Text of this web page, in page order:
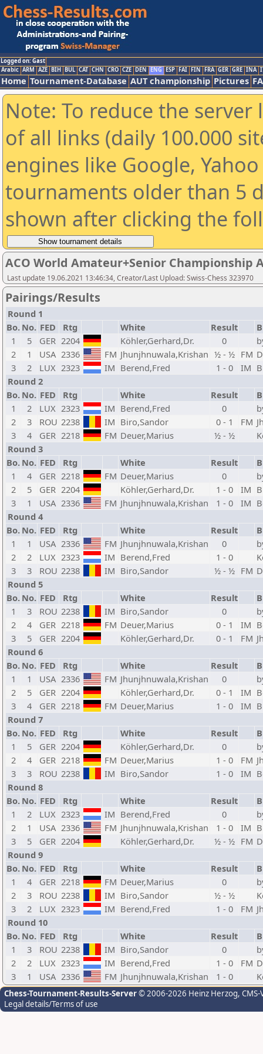
Logged on: Gast
Arabic ARM AZE BIH BUL CAT CHN CRO CZE DEN ENG ESP FAI FIN FRA GER GRE INA
Home Tournament-Database AUT championship Pictures
Note: To reduce the
of all links (daily 100.000
engines like Google,
tournaments older than 5
shown after clicking the
ACO World Amateur+Senior Championship
Last update 19.06.2021 13:46:34, Creator/Last Upload: Swiss-Chess 323970
Pairings/Results
Round 1
Bo. No. FED Rtg White Result
1
5 GER 2204 Köhler,Gerhard,Dr. 0
2
1 USA 2336 FM Jhunjhnuwala,Krishan ½ - ½ FM
3
2 LUX 2323 IM Berend,Fred 1 - 0 IM
Round 2
Bo. No. FED Rtg White Result
1
2 LUX 2323 IM Berend,Fred 0
2
3 ROU 2238 IM Biro,Sandor 0 - 1 FM
3
4 GER 2218 FM Deuer,Marius ½ - ½
Round 3
Bo. No. FED Rtg White Result
1
4 GER 2218 FM Deuer,Marius 0
2
5 GER 2204 Köhler,Gerhard,Dr. 1 - 0 IM
3
1 USA 2336 FM Jhunjhnuwala,Krishan 1 - 0 IM
Round 4
Bo. No. FED Rtg White Result
1
1 USA 2336 FM Jhunjhnuwala,Krishan 0
2
2 LUX 2323 IM Berend,Fred 1 - 0
3
3 ROU 2238 IM Biro,Sandor ½ - ½ FM
Round 5
Bo. No. FED Rtg White Result
1
3 ROU 2238 IM Biro,Sandor 0
2
4 GER 2218 FM Deuer,Marius 0 - 1 IM
3
5 GER 2204 Köhler,Gerhard,Dr. 0 - 1 FM
Round 6
Bo. No. FED Rtg White Result
1
1 USA 2336 FM Jhunjhnuwala,Krishan 0
2
5 GER 2204 Köhler,Gerhard,Dr. 0 - 1 IM
3
4 GER 2218 FM Deuer,Marius 1 - 0 IM
Round 7
Bo. No. FED Rtg White Result
1
5 GER 2204 Köhler,Gerhard,Dr. 0
2
4 GER 2218 FM Deuer,Marius 1 - 0 FM
3
3 ROU 2238 IM Biro,Sandor 1 - 0 IM
Round 8
Bo. No. FED Rtg White Result
1
2 LUX 2323 IM Berend,Fred 0
2
1 USA 2336 FM Jhunjhnuwala,Krishan 1 - 0 IM
3
5 GER 2204 Köhler,Gerhard,Dr. ½ - ½ FM
Round 9
Bo. No. FED Rtg White Result
1
4 GER 2218 FM Deuer,Marius 0
2
3 ROU 2238 IM Biro,Sandor ½ - ½
3
2 LUX 2323 IM Berend,Fred 1 - 0 FM
Round 10
Bo. No. FED Rtg White Result
1
3 ROU 2238 IM Biro,Sandor 0
2
2 LUX 2323 IM Berend,Fred 1 - 0 FM
3
1 USA 2336 FM Jhunjhnuwala,Krishan 1 - 0
Chess-Tournament-Results-Server© 2006-2026 Heinz Herzog,
Legal details/Terms of use